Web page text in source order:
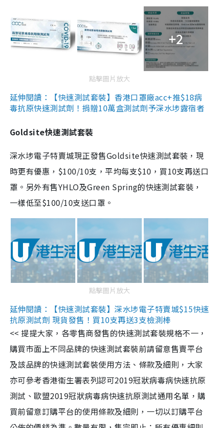
+2
點擊圖片放大
延伸閱讀：【快速測試套裝】香港口罩廠acc+推$18病
毒抗原快速測試劑！捐贈10萬盒測試劑予深水埗露宿者
Goldsite快速測試套裝
深水埗電子特賣城現正發售Goldsite快速測試套裝，現
時更有優惠，$100/10支，平均每支$10，買10支再送口
罩。另外有售YHLO及Green Spring的快速測試套裝，
一樣低至$100/10支送口罩。
點擊圖片放大
延伸閱讀：【快速測試套裝】深水埗電子特賣城$15快速
抗原測試劑 現貨發售！買10支再送3支檢測棒
<< 提提大家，各零售商發售的快速測試套裝規格不一，
購買市面上不同品牌的快速測試套裝前請留意售賣平台
及該品牌的快速測試套裝使用方法、條款及細則，大家
亦可參考香港衞生署表列認可2019冠狀病毒病快速抗原
測試、歐盟2019冠狀病毒病快速抗原測試通用名單，購
買前留意訂購平台的使用條款及細則，一切以訂購平台